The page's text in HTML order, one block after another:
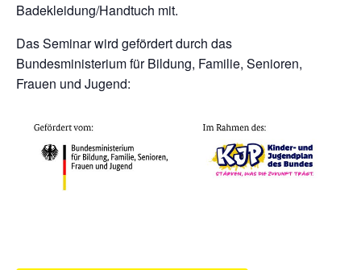
Badekleidung/Handtuch mit.
Das Seminar wird gefördert durch das
Bundesministerium für Bildung, Familie, Senioren,
Frauen und Jugend: